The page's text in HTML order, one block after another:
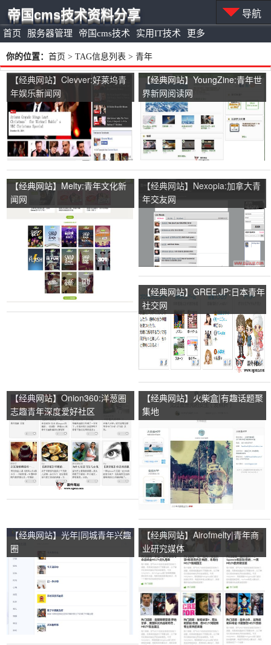
首页 服务器管理 帝国cms技术 实用IT技术 更多
帝国cms技术资料分享 导航
你的位置： 首页 > TAG信息列表 > 青年
【经典网站】Clevver:好莱坞青
年娱乐新闻网
【经典网站】YoungZine:青年世
界新网阅读网
【经典网站】Melty:青年文化新
闻网
【经典网站】Nexopia:加拿大青
年交友网
【经典网站】GREE.JP:日本青年
社交网
【经典网站】Onion360:洋葱圈
志趣青年深度爱好社区
【经典网站】火柴盒|有趣话题聚
集地
【经典网站】光年|同城青年兴趣
圈
【经典网站】Airofmelty|青年商
业研究媒体